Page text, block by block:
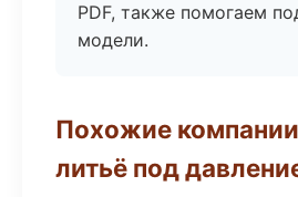
PDF, также помогаем
модели.
Похожие
литьё под